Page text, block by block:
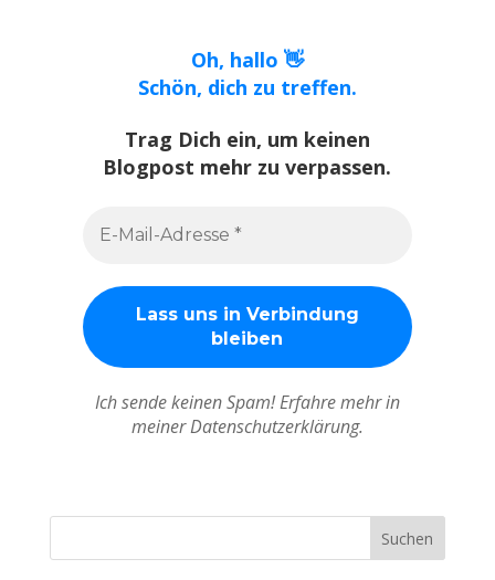
Oh, hallo 👋
Schön, dich zu treffen.
Trag Dich ein, um keinen
Blogpost mehr zu verpassen.
Ich sende keinen Spam! Erfahre mehr in
meiner Datenschutzerklärung.